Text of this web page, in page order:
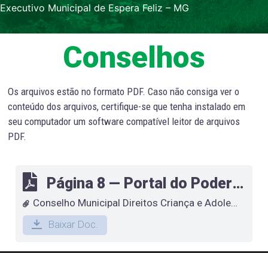
Executivo Municipal de Espera Feliz – MG
Conselhos
Os arquivos estão no formato PDF. Caso não consiga ver o
conteúdo dos arquivos, certifique-se que tenha instalado em
seu computador um software compatível leitor de arquivos
PDF.
Página 8 — Portal do Poder Executivo Municipal de Espera Feliz – MG
Conselho Municipal Direitos Criança e Adolescente
Baixar Doc.